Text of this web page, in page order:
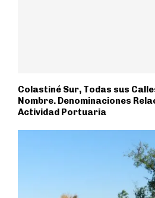
Colastiné Sur, Todas sus
Nombre. Denominaciones
Actividad Portuaria